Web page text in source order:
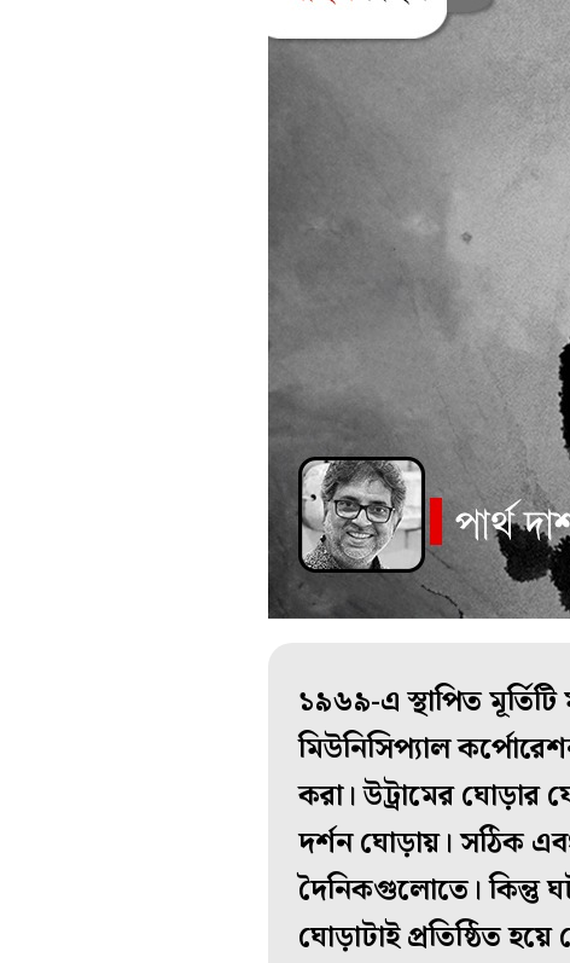
১৯৬৯-এ স্থাপিত
মিউনিসিপ্যাল
করা। উট্রামের ঘোড়ার
দর্শন ঘোড়ায়। সঠিক
দৈনিকগুলোতে। কিন্তু
ঘোড়াটাই প্রতিষ্ঠিত